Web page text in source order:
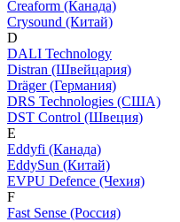
Creaform (Канада)
Crysound (Китай)
D
DALI Technology
Distran (Швейцария)
Dräger (Германия)
DRS Technologies (США)
DST Control (Швеция)
E
Eddyfi (Канада)
EddySun (Китай)
EVPU Defence (Чехия)
F
Fast Sense (Россия)